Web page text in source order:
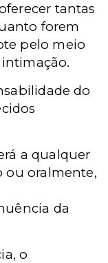
tantas
forem
pelo meio
do
a qualquer
ou oralmente,
da
o